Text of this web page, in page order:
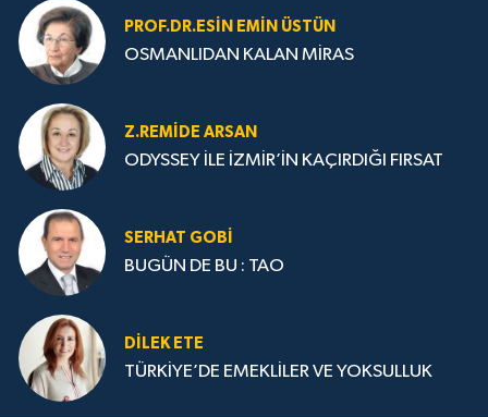
PROF.DR.ESIN EMIN ÜSTÜN
OSMANLIDAN KALAN MİRAS
Z.REMIDE ARSAN
ODYSSEY İLE İZMİR’İN KAÇIRDIĞI FIRSAT
SERHAT GOBİ
BUGÜN DE BU : TAO
DILEK ETE
TÜRKİYE’DE EMEKLİLER VE YOKSULLUK